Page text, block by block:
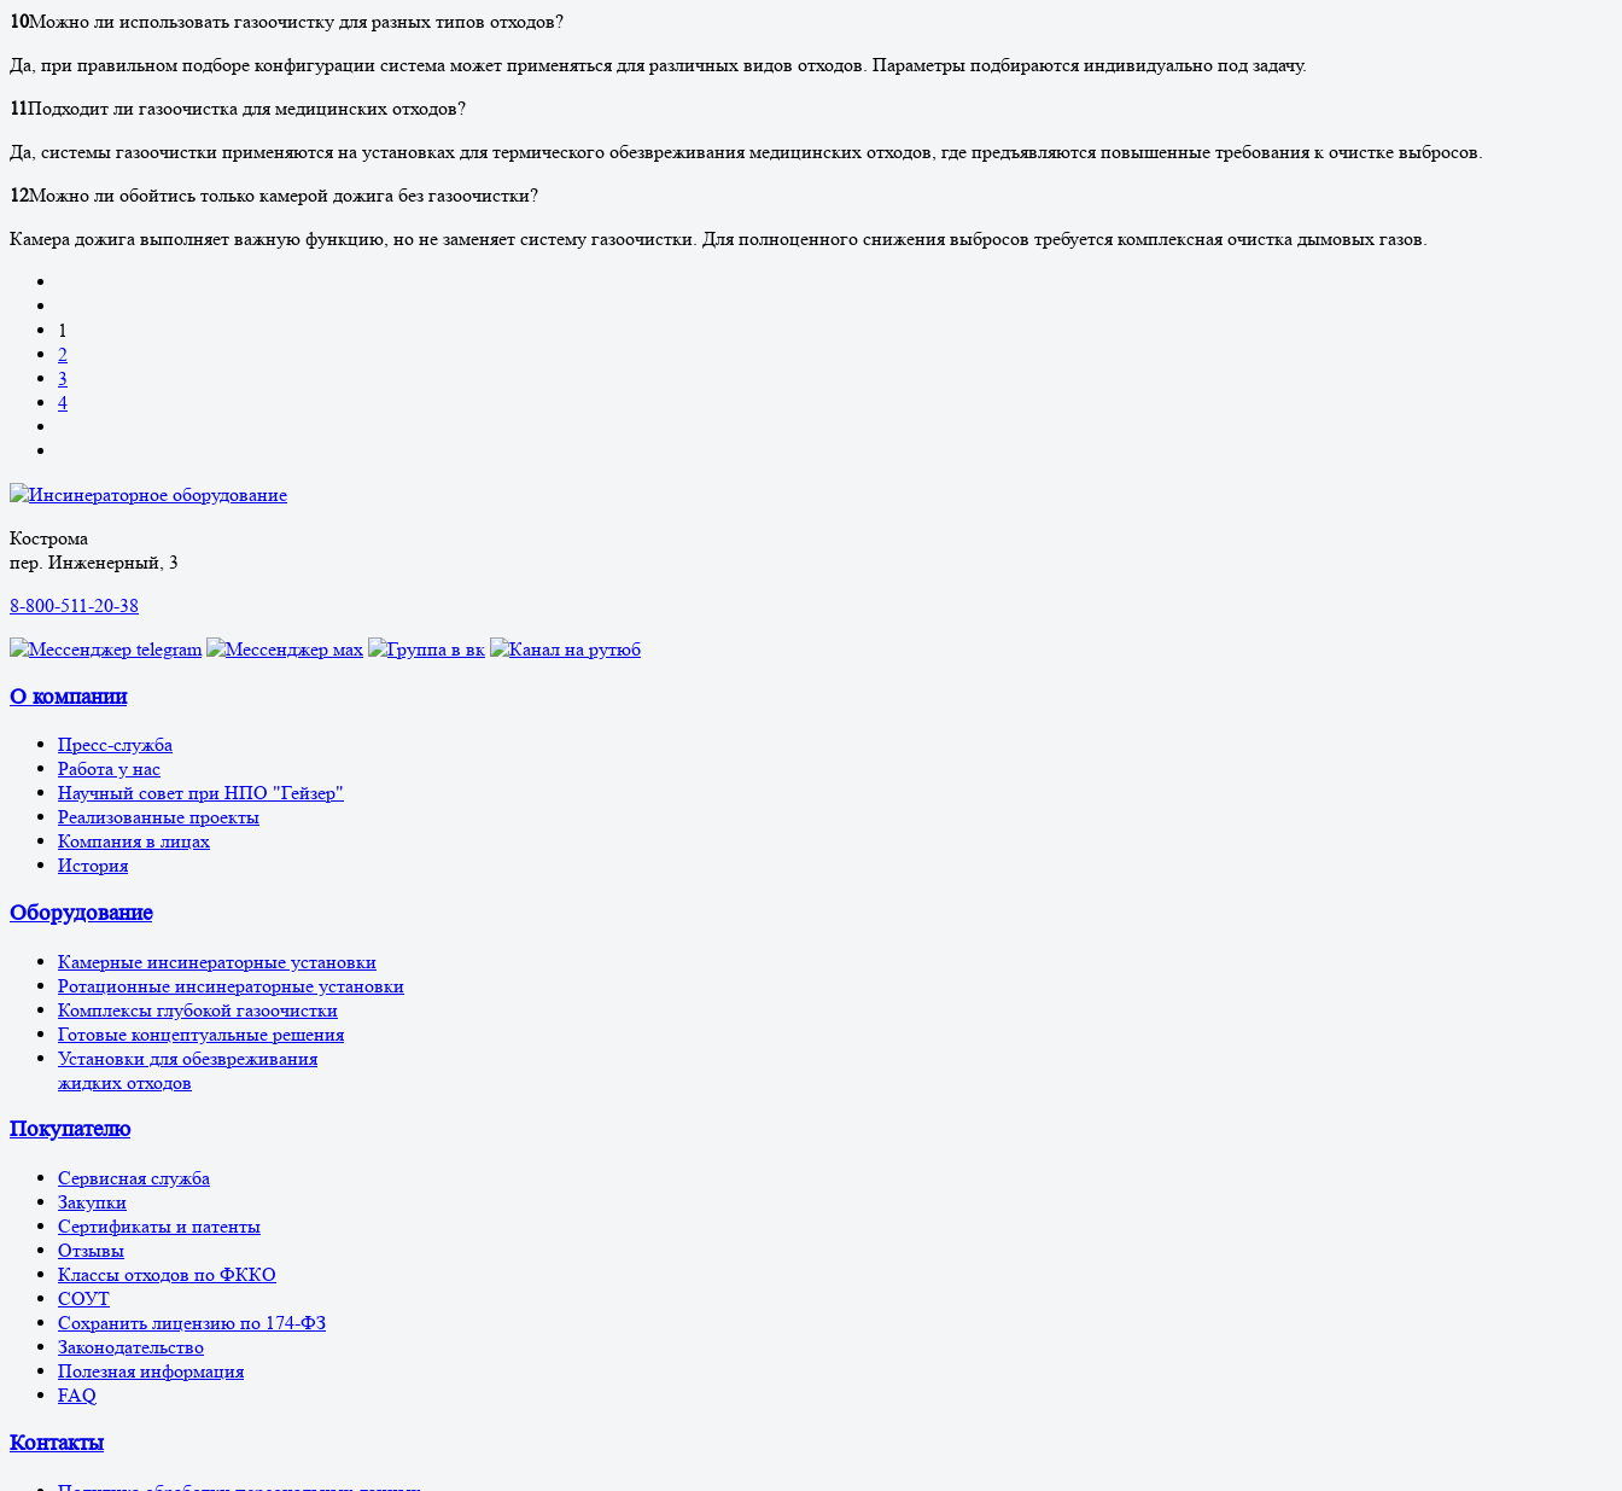
10Можно ли использовать газоочистку для разных типов отходов?
Да, при правильном подборе конфигурации система может применяться для различных видов отходов. Параметры подбираются индивидуально под задачу.
11Подходит ли газоочистка для медицинских отходов?
Да, системы газоочистки применяются на установках для термического обезвреживания медицинских отходов, где предъявляются повышенные требования к очистке выбросов.
12Можно ли обойтись только камерой дожига без газоочистки?
Камера дожига выполняет важную функцию, но не заменяет систему газоочистки. Для полноценного снижения выбросов требуется комплексная очистка дымовых газов.
1
2
3
4
Кострома
пер. Инженерный, 3
8-800-511-20-38
О компании
Пресс-служба
Работа у нас
Научный совет при НПО "Гейзер"
Реализованные проекты
Компания в лицах
История
Оборудование
Камерные инсинераторные установки
Ротационные инсинераторные установки
Комплексы глубокой газоочистки
Готовые концептуальные решения
Установки для обезвреживания
жидких отходов
Покупателю
Сервисная служба
Закупки
Сертификаты и патенты
Отзывы
Классы отходов по ФККО
СОУТ
Сохранить лицензию по 174-ФЗ
Законодательство
Полезная информация
FAQ
Контакты